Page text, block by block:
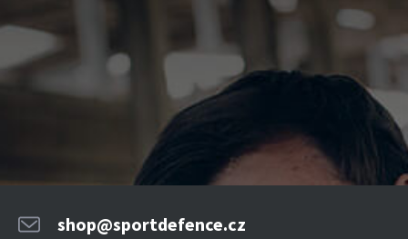
shop@sportdefence.cz